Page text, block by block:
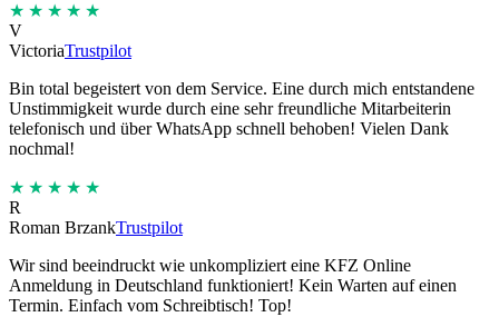
★★★★★
V
VictoriaTrustpilot
Bin total begeistert von dem Service. Eine durch mich entstandene
Unstimmigkeit wurde durch eine sehr freundliche Mitarbeiterin
telefonisch und über WhatsApp schnell behoben! Vielen Dank
nochmal!
★★★★★
R
Roman BrzankTrustpilot
Wir sind beeindruckt wie unkompliziert eine KFZ Online
Anmeldung in Deutschland funktioniert! Kein Warten auf einen
Termin. Einfach vom Schreibtisch! Top!